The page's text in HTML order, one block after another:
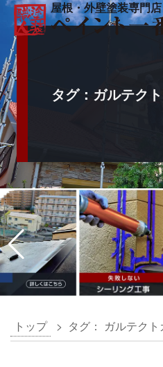
屋根・外壁塗装専門店
タグ：ガルテク
トップ > タグ： ガルテク